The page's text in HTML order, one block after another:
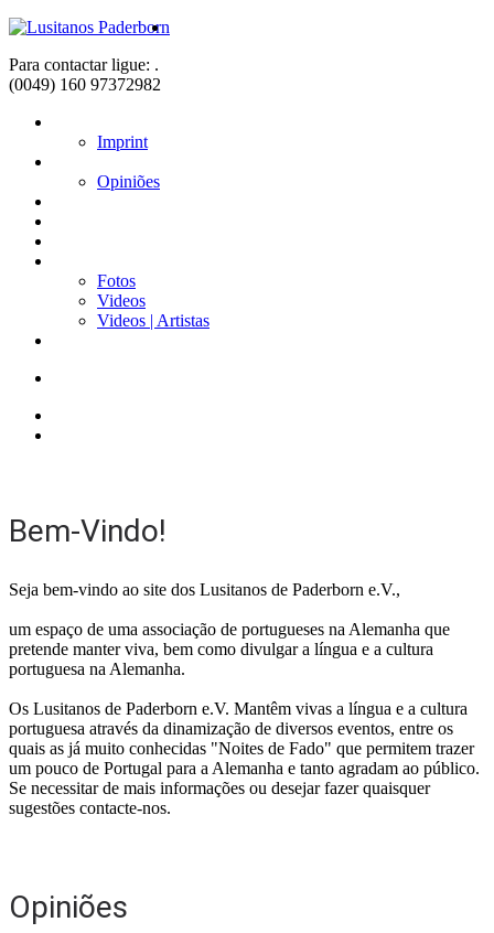
Para contactar ligue: .
(0049) 160 97372982
Imprint
Opiniões
Fotos
Videos
Videos | Artistas
Bem-Vindo!
Seja bem-vindo ao site dos Lusitanos de Paderborn e.V.,
um espaço de uma associação de portugueses na Alemanha que
pretende manter viva, bem como divulgar a língua e a cultura
portuguesa na Alemanha.
Os Lusitanos de Paderborn e.V. Mantêm vivas a língua e a cultura
portuguesa através da dinamização de diversos eventos, entre os
quais as já muito conhecidas "Noites de Fado" que permitem trazer
um pouco de Portugal para a Alemanha e tanto agradam ao público.
Se necessitar de mais informações ou desejar fazer quaisquer
sugestões contacte-nos.
Opiniões